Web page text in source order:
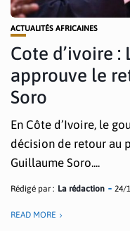
ACTUALITÉS AFRICAINES
Cote d’ivoire :
approuve le
Soro
En Côte d’Ivoire, le
décision de retour au
Guillaume Soro....
Rédigé par : La rédaction 24/
READ MORE